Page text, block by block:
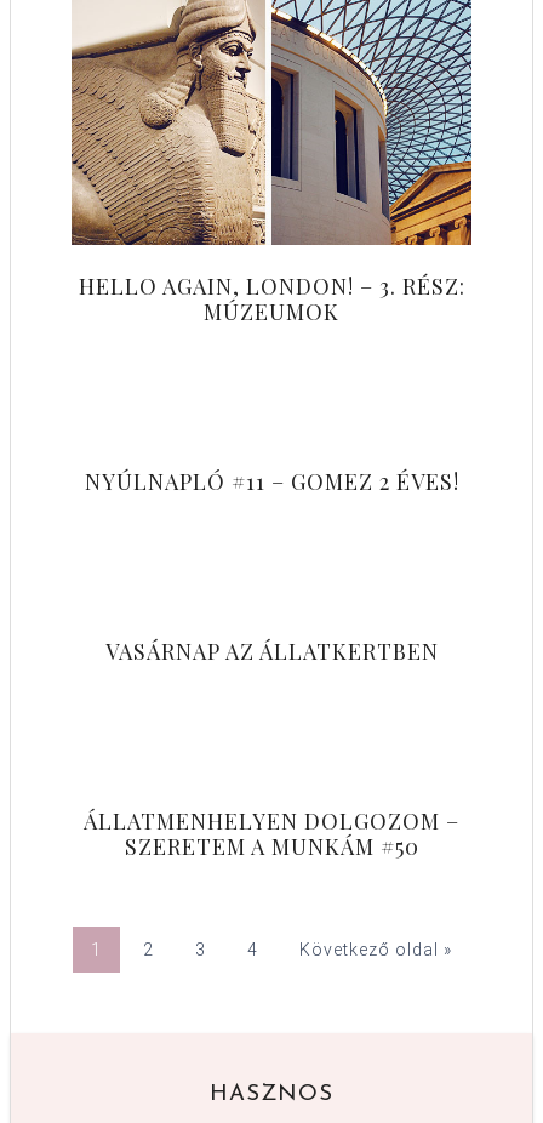
HELLO AGAIN, LONDON! – 3. RÉSZ:
MÚZEUMOK
NYÚLNAPLÓ #11 – GOMEZ 2 ÉVES!
VASÁRNAP AZ ÁLLATKERTBEN
ÁLLATMENHELYEN DOLGOZOM –
SZERETEM A MUNKÁM #50
1 2 3 4 Következő oldal »
HASZNOS